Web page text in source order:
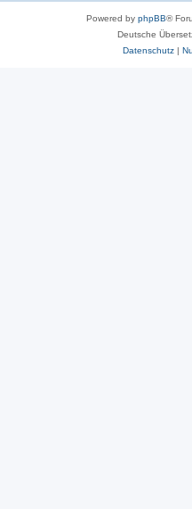
Powered by phpBB®
Deutsche
Datenschutz|